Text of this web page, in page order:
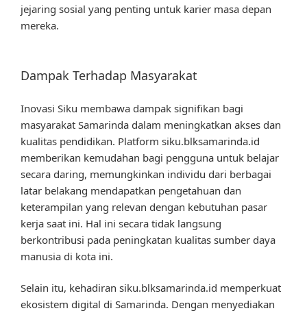
jejaring sosial yang penting untuk karier masa depan
mereka.
Dampak Terhadap Masyarakat
Inovasi Siku membawa dampak signifikan bagi
masyarakat Samarinda dalam meningkatkan akses dan
kualitas pendidikan. Platform siku.blksamarinda.id
memberikan kemudahan bagi pengguna untuk belajar
secara daring, memungkinkan individu dari berbagai
latar belakang mendapatkan pengetahuan dan
keterampilan yang relevan dengan kebutuhan pasar
kerja saat ini. Hal ini secara tidak langsung
berkontribusi pada peningkatan kualitas sumber daya
manusia di kota ini.
Selain itu, kehadiran siku.blksamarinda.id memperkuat
ekosistem digital di Samarinda. Dengan menyediakan